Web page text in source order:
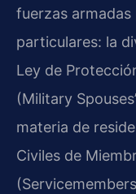
fuerzas
particulares: la
Ley de
(Military
materia de
Civiles de